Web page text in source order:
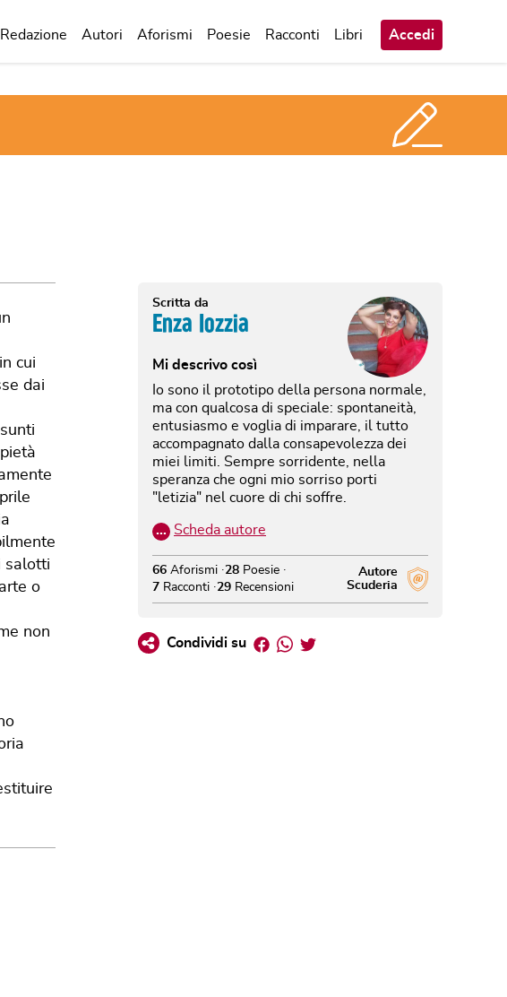
Redazione Autori Aforismi Poesie Racconti Libri Accedi
cui
dai
salotti
o
non
Scritta da
Enza Iozzia
Mi descrivo così
Io sono il prototipo della persona normale,
ma con qualcosa di speciale: spontaneità,
entusiasmo e voglia di imparare, il tutto
accompagnato dalla consapevolezza dei
miei limiti. Sempre sorridente, nella
speranza che ogni mio sorriso porti
"letizia" nel cuore di chi soffre.
… Scheda autore
Autore
Scuderia
66 Aforismi 28 Poesie
7 Racconti 29 Recensioni
Condividi su Facebook
Whatsapp
Twitter